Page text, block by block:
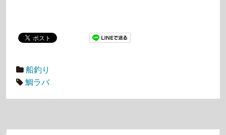
船釣り
鯛ラバ